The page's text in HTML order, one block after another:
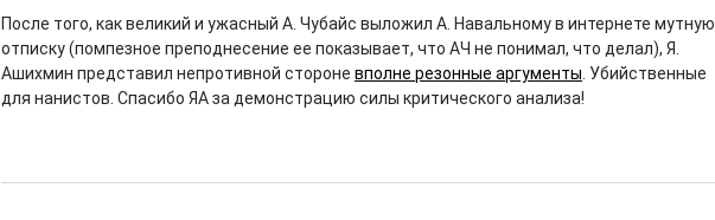
После того, как великий и ужасный А. Чубайс выложил А. Навальному в интернете мутную
отписку (помпезное преподнесение ее показывает, что АЧ не понимал, что делал), Я.
Ашихмин представил непротивной стороне вполне резонные аргументы . Убийственные
для нанистов. Спасибо ЯА за демонстрацию силы критического анализа!